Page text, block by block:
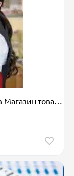
Требуется Продавец-консультант в Магазин товаров для дома и сада, График: Шестидневка, % от продаж, Полный рабочий день